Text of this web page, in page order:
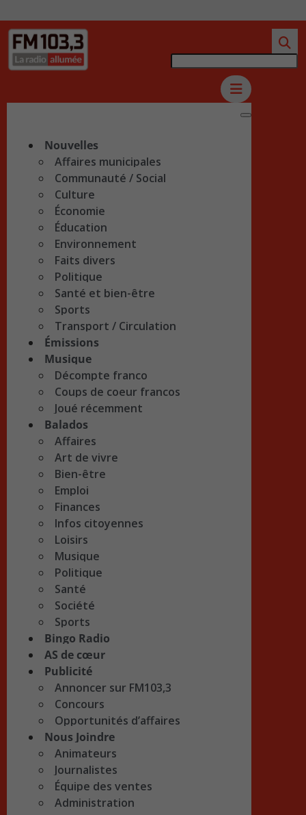
Nouvelles
Affaires municipales
Communauté / Social
Culture
Économie
Éducation
Environnement
Faits divers
Politique
Santé et bien-être
Sports
Transport / Circulation
Émissions
Musique
Décompte franco
Coups de coeur francos
Joué récemment
Balados
Affaires
Art de vivre
Bien-être
Emploi
Finances
Infos citoyennes
Loisirs
Musique
Politique
Santé
Société
Sports
Bingo Radio
AS de cœur
Publicité
Annoncer sur FM103,3
Concours
Opportunités d’affaires
Nous Joindre
Animateurs
Journalistes
Équipe des ventes
Administration